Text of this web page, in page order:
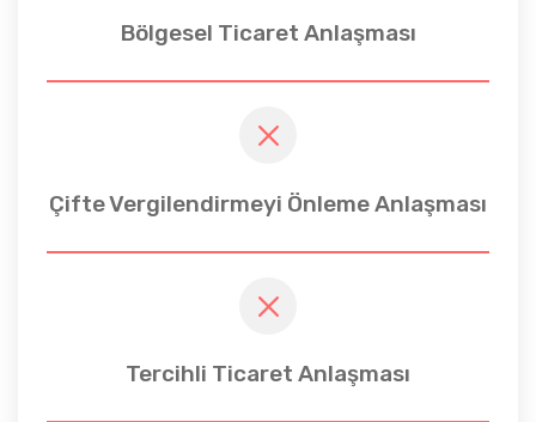
Bölgesel Ticaret Anlaşması
Çifte Vergilendirmeyi Önleme Anlaşması
Tercihli Ticaret Anlaşması